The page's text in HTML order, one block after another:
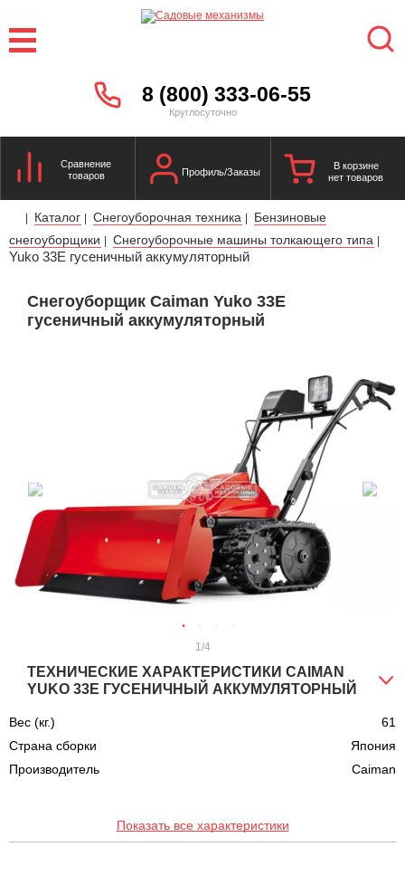
8 (800) 333-06-55
Круглосуточно
Сравнение
товаров
Профиль/Заказы
В корзине
нет товаров
| Каталог | Снегоуборочная техника |
Бензиновые
снегоуборщики | Снегоуборочные машины толкающего типа |
Yuko 33E гусеничный аккумуляторный
Снегоуборщик Caiman Yuko 33E
гусеничный аккумуляторный
1/4
ТЕХНИЧЕСКИЕ ХАРАКТЕРИСТИКИ CAIMAN
YUKO 33E ГУСЕНИЧНЫЙ АККУМУЛЯТОРНЫЙ
Вес (кг.)
61
Страна сборки
Япония
Производитель
Caiman
Показать все характеристики